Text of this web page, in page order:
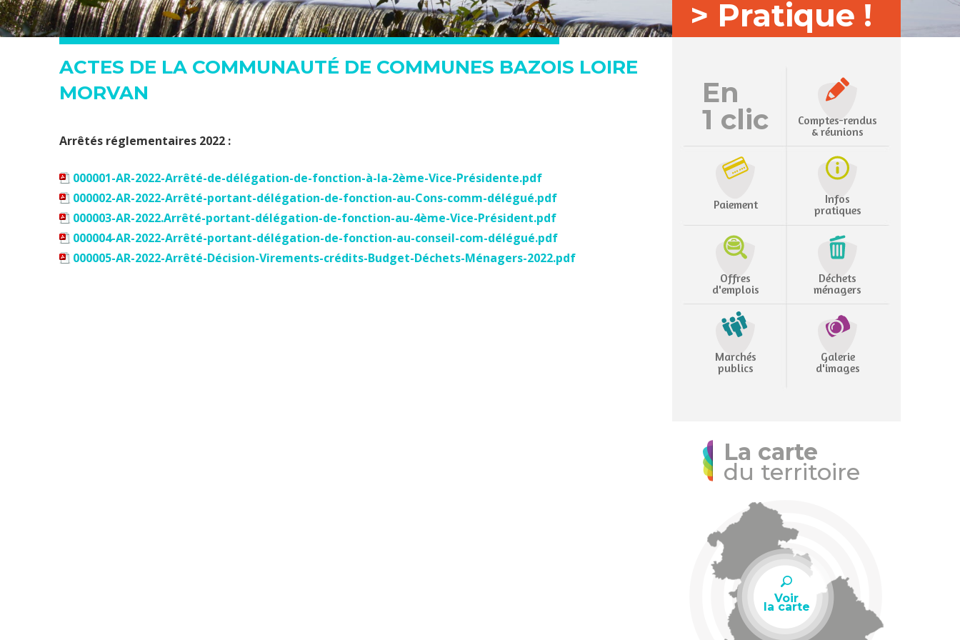
ACTES DE LA COMMUNAUTÉ DE COMMUNES BAZOIS LOIRE
MORVAN
Arrêtés réglementaires 2022 :
000001-AR-2022-Arrêté-de-délégation-de-fonction-à-la-2ème-Vice-Présidente.pdf
000002-AR-2022-Arrêté-portant-délégation-de-fonction-au-Cons-comm-délégué.pdf
000003-AR-2022.Arrêté-portant-délégation-de-fonction-au-4ème-Vice-Président.pdf
000004-AR-2022-Arrêté-portant-délégation-de-fonction-au-conseil-com-délégué.pdf
000005-AR-2022-Arrêté-Décision-Virements-crédits-Budget-Déchets-Ménagers-2022.pdf
> Pratique !
En
1 clic
Comptes-rendus
& réunions
Paiement
Infos
pratiques
Offres
d'emplois
Déchets
ménagers
Marchés
publics
Galerie
d'images
La carte
du territoire
Voir
la carte